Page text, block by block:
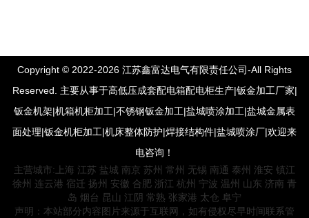
Copyright © 2022-2026 江苏鑫富达电气有限责任公司-All Rights
Reserved. 主要从事于高低压成套配电箱配电柜生产|钣金加工厂家|
钣金机架|机箱机柜加工|不锈钢钣金加工|盐城喷涂加工|盐城金属表
面处理|钣金机柜加工|机床整体防护|焊接结构件|盐城喷涂厂|欢迎来
电咨询！
主营城市: 上海 江苏 盐城 南京 苏州 常州 无锡 南通 泰州 淮安 镇江
徐州 连云港 宿迁 扬州 安徽 合肥 浙江 杭州 宁波 温州 山东 济南 青
岛 烟台 昆山 江阴 常熟 张家港 太仓 阜宁
声明：本站部分内容图片来源于互联网，如有侵权尽早时间联系管